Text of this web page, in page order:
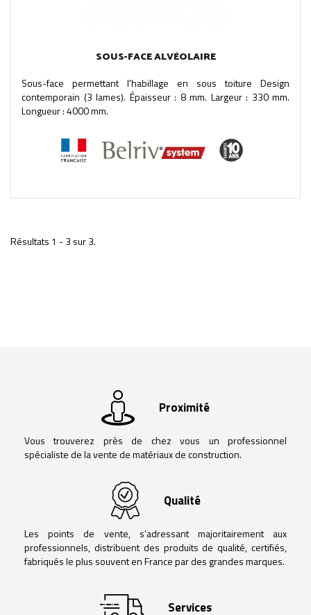
SOUS-FACE ALVÉOLAIRE
Sous-face permettant l'habillage en sous toiture Design
contemporain (3 lames). Épaisseur : 8 mm. Largeur : 330 mm.
Longueur : 4000 mm.
Résultats 1 - 3 sur 3.
Proximité
Vous trouverez près de chez vous un professionnel
spécialiste de la vente de matériaux de construction.
Qualité
Les points de vente, s’adressant majoritairement aux
professionnels, distribuent des produits de qualité, certifiés,
fabriqués le plus souvent en France par des grandes marques.
Services